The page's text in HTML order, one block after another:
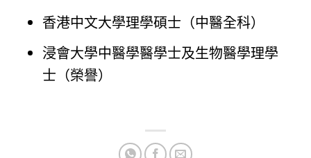
香港中文大學理學碩士（中醫全科）
浸會大學中醫學醫學士及生物醫學理學
士（榮譽）